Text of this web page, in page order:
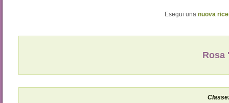
Esegui una nuova
Rosa